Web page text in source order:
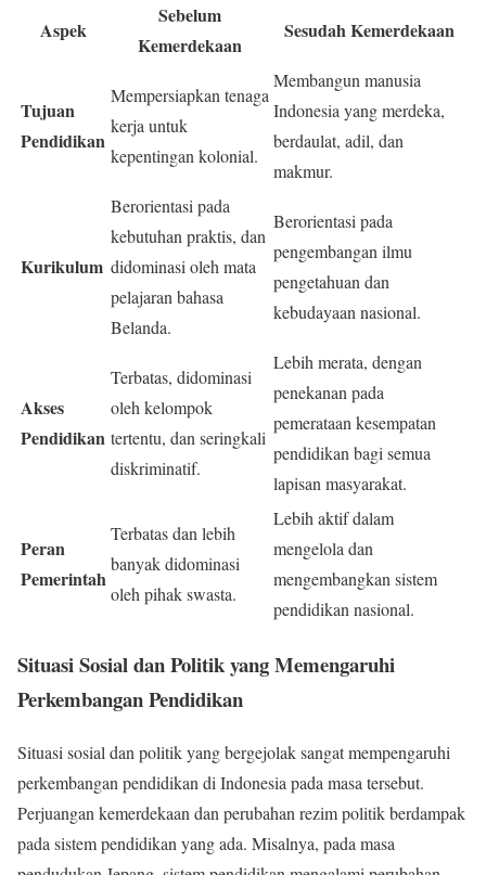
Aspek
Sebelum
Kemerdekaan
Sesudah Kemerdekaan
Tujuan
Pendidikan
Mempersiapkan tenaga
kerja untuk
kepentingan kolonial.
Membangun manusia
Indonesia yang merdeka,
berdaulat, adil, dan
makmur.
Kurikulum
Berorientasi pada
kebutuhan praktis, dan
didominasi oleh mata
pelajaran bahasa
Belanda.
Berorientasi pada
pengembangan ilmu
pengetahuan dan
kebudayaan nasional.
Akses
Pendidikan
Terbatas, didominasi
oleh kelompok
tertentu, dan seringkali
diskriminatif.
Lebih merata, dengan
penekanan pada
pemerataan kesempatan
pendidikan bagi semua
lapisan masyarakat.
Peran
Pemerintah
Terbatas dan lebih
banyak didominasi
oleh pihak swasta.
Lebih aktif dalam
mengelola dan
mengembangkan sistem
pendidikan nasional.
Situasi Sosial dan Politik yang Memengaruhi
Perkembangan Pendidikan
Situasi sosial dan politik yang bergejolak sangat mempengaruhi
perkembangan pendidikan di Indonesia pada masa tersebut.
Perjuangan kemerdekaan dan perubahan rezim politik berdampak
pada sistem pendidikan yang ada. Misalnya, pada masa